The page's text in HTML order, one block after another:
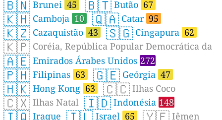
🇧🇳 Brunei 45 🇧🇹 Butão 67
🇰🇭 Camboja 10 🇶🇦 Catar 95
🇰🇿 Cazaquistão 43 🇸🇬 Cingapura 62
🇰🇵 Coréia, República Popular Democrática da
🇦🇪 Emirados Árabes Unidos 272
🇵🇭 Filipinas 63 🇬🇪 Geórgia 47
🇭🇰 Hong Kong 63 🇨🇨 Ilhas Coco
🇨🇽 Ilhas Natal 🇮🇩 Indonésia 148
Iraque Israel 65 Iêmen